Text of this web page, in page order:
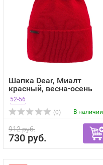
Шапка Dear, Миалт
красный, весна-осень
52-56
(0)
В наличии
912 руб.
730 руб.